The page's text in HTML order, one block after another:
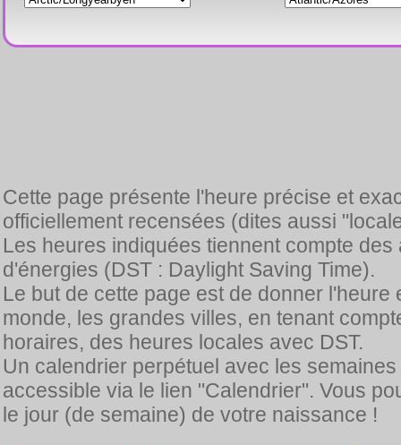
Cette page présente l'heure précise et
officiellement recensées (dites aussi
Les heures indiquées tiennent compte
d'énergies (DST : Daylight Saving Time).
Le but de cette page est de donner
monde, les grandes villes, en tenant
horaires, des heures locales avec DST.
Un calendrier perpétuel avec les
accessible via le lien "Calendrier". Vous
le jour (de semaine) de votre naissance !